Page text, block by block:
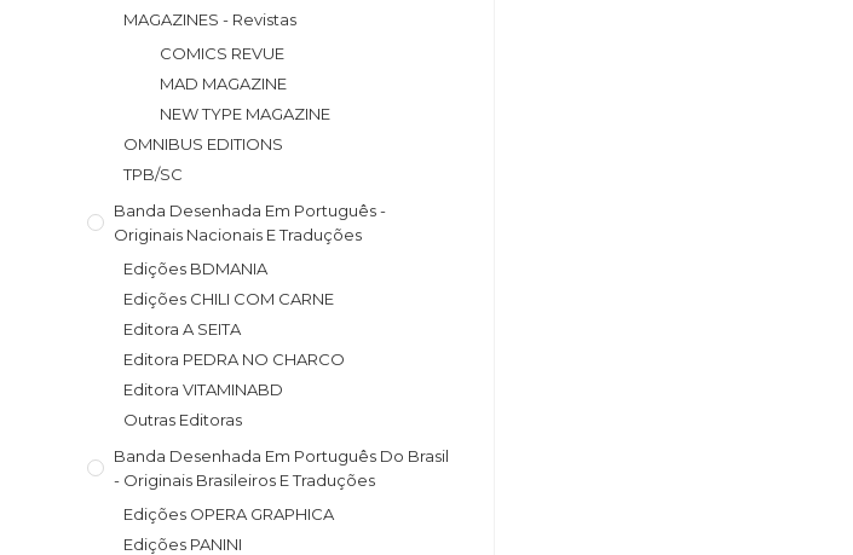
MAGAZINES - Revistas
COMICS REVUE
MAD MAGAZINE
NEW TYPE MAGAZINE
OMNIBUS EDITIONS
TPB/SC
Banda Desenhada Em Português -
Originais Nacionais E Traduções
Edições BDMANIA
Edições CHILI COM CARNE
Editora A SEITA
Editora PEDRA NO CHARCO
Editora VITAMINABD
Outras Editoras
Banda Desenhada Em Português Do Brasil
- Originais Brasileiros E Traduções
Edições OPERA GRAPHICA
Edições PANINI